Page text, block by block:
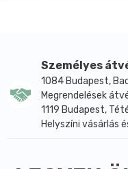
Személyes
1084 Budapest,
Megrendelések
1119 Budapest,
Helyszíni vásárlás